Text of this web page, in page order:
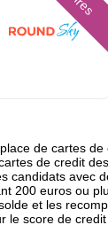
de cartes
de credit
candidats avec
200 euros ou
et les
le score de